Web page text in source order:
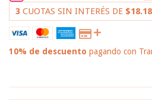
3 CUOTAS SIN INTERÉS DE
10% de descuento pagando con